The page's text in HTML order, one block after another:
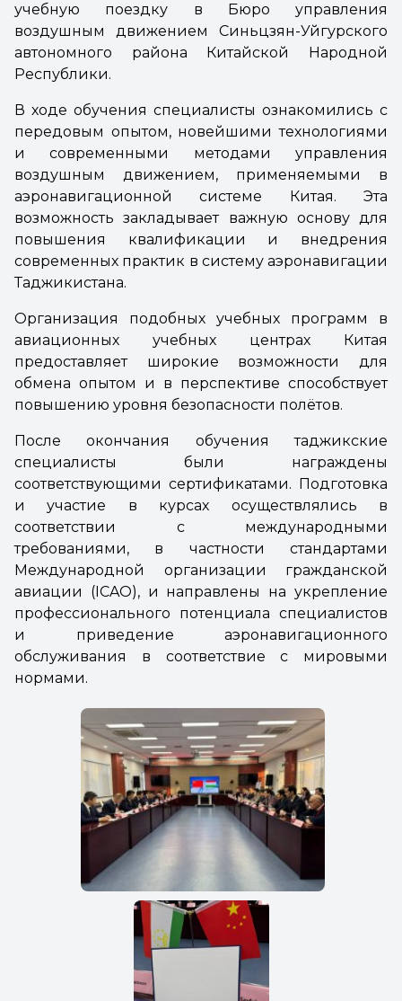
учебную поездку в Бюро управления
воздушным движением Синьцзян-Уйгурского
автономного района Китайской Народной
Республики.
В ходе обучения специалисты ознакомились с
передовым опытом, новейшими технологиями
и современными методами управления
воздушным движением, применяемыми в
аэронавигационной системе Китая. Эта
возможность закладывает важную основу для
повышения квалификации и внедрения
современных практик в систему аэронавигации
Таджикистана.
Организация подобных учебных программ в
авиационных учебных центрах Китая
предоставляет широкие возможности для
обмена опытом и в перспективе способствует
повышению уровня безопасности полётов.
После окончания обучения таджикские
специалисты были награждены
соответствующими сертификатами. Подготовка
и участие в курсах осуществлялись в
соответствии с международными
требованиями, в частности стандартами
Международной организации гражданской
авиации (ICAO), и направлены на укрепление
профессионального потенциала специалистов
и приведение аэронавигационного
обслуживания в соответствие с мировыми
нормами.